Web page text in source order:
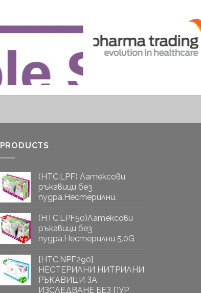
PRODUCTS
(HTC.LPF) Латексови
ръкавици без
пудра.Нестерилни.
(HTC.LPF50)Латексови
ръкавици без
пудра.Нестерилни 5.0G
[HTC.NPF290]
НЕСТЕРИЛНИ НИТРИЛНИ
РЪКАВИЦИ ЗА
ИЗСЛЕДВАНЕ БЕЗ ПУР